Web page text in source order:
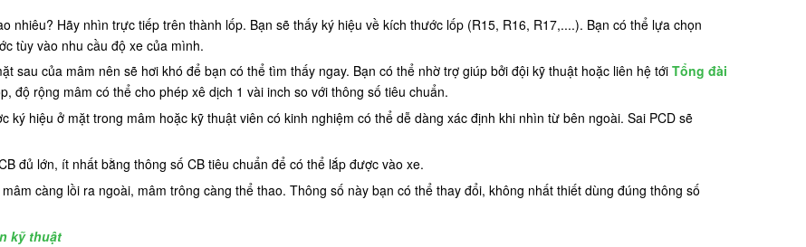
nhiêu? Hãy nhìn trực tiếp trên thành lốp. Bạn sẽ thấy ký hiệu về kích thước lốp (R15, R16, R17,....). Bạn có thể lựa chọn
tùy vào nhu cầu độ xe của mình.
sau của mâm nên sẽ hơi khó để bạn có thể tìm thấy ngay. Bạn có thể nhờ trợ giúp bởi đội kỹ thuật hoặc liên hệ tới Tổng đài
độ rộng mâm có thể cho phép xê dịch 1 vài inch so với thông số tiêu chuẩn.
ký hiệu ở mặt trong mâm hoặc kỹ thuật viên có kinh nghiệm có thể dễ dàng xác định khi nhìn từ bên ngoài. Sai PCD sẽ
đủ lớn, ít nhất bằng thông số CB tiêu chuẩn để có thể lắp được vào xe.
càng lồi ra ngoài, mâm trông càng thể thao. Thông số này bạn có thể thay đổi, không nhất thiết dùng đúng thông số
kỹ thuật